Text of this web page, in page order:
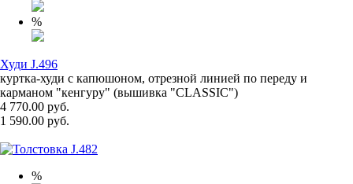
%
Худи J.496
куртка-худи с капюшоном, отрезной линией по переду и
карманом "кенгуру" (вышивка "CLASSIC")
4 770.00 руб.
1 590.00 руб.
%